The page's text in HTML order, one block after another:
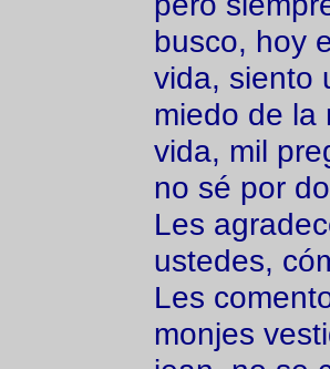
busco, hoy
vida, siento
miedo de la
vida, mil
no sé por
Les
ustedes,
Les
monjes